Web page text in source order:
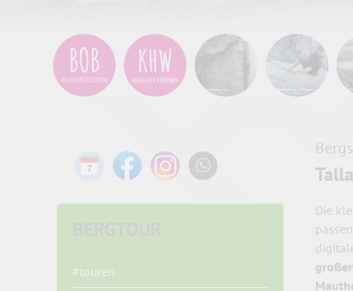
#touren
Die